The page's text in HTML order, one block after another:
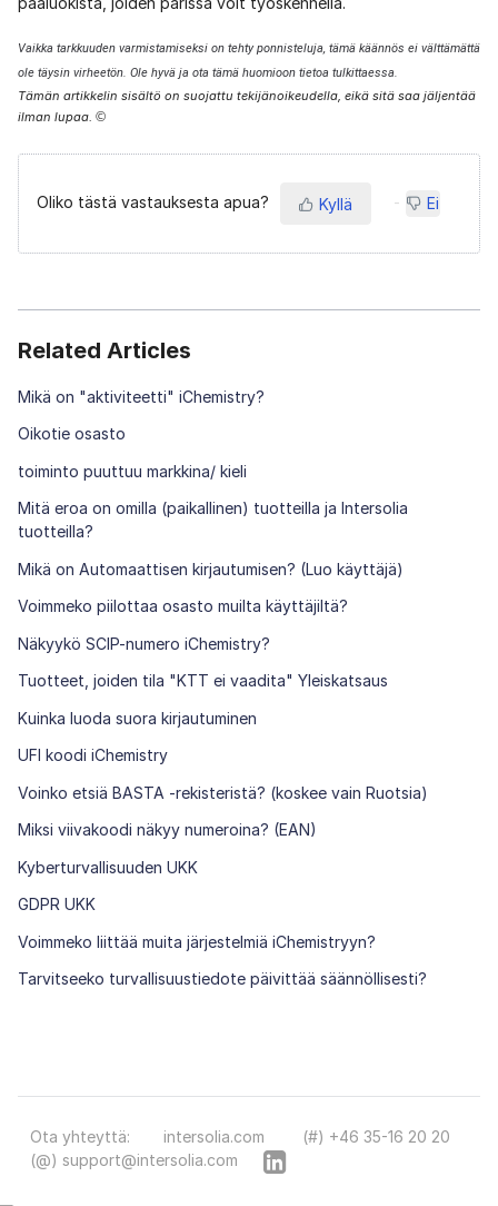
Vaikka tarkkuuden varmistamiseksi on tehty ponnisteluja, tämä käännös ei välttämättä
ole täysin virheetön. Ole hyvä ja ota tämä huomioon tietoa tulkittaessa.
Tämän artikkelin sisältö on suojattu tekijänoikeudella, eikä sitä saa jäljentää
ilman lupaa. ©
Oliko tästä vastauksesta apua? Kyllä Ei
Related Articles
Mikä on "aktiviteetti" iChemistry?
Oikotie osasto
toiminto puuttuu markkina/ kieli
Mitä eroa on omilla (paikallinen) tuotteilla ja Intersolia
tuotteilla?
Mikä on Automaattisen kirjautumisen? (Luo käyttäjä)
Voimmeko piilottaa osasto muilta käyttäjiltä?
Näkyykö SCIP-numero iChemistry?
Tuotteet, joiden tila "KTT ei vaadita" Yleiskatsaus
Kuinka luoda suora kirjautuminen
UFI koodi iChemistry
Voinko etsiä BASTA -rekisteristä? (koskee vain Ruotsia)
Miksi viivakoodi näkyy numeroina? (EAN)
Kyberturvallisuuden UKK
GDPR UKK
Voimmeko liittää muita järjestelmiä iChemistryyn?
Tarvitseeko turvallisuustiedote päivittää säännöllisesti?
Ota yhteyttä: intersolia.com
(#) +46 35-16 20 20
(@) support@intersolia.com